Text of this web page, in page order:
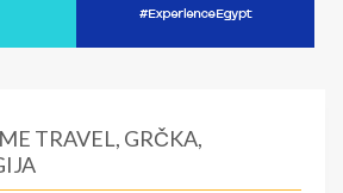
TRAVEL, GRČKA,